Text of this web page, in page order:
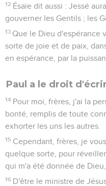
12 Ésaïe dit aussi : Jessé
gouverner les Gentils ; les
13 Que le Dieu d'espérance
sorte de joie et de paix,
en espérance, par la
Paul a le droit
14 Pour moi, frères, j'ai la
bonté, remplis de toute
exhorter les uns les autres.
15 Cependant, frères, je
quelque sorte, pour
qui m'a été donnée de Dieu,
16 D'être le ministre de